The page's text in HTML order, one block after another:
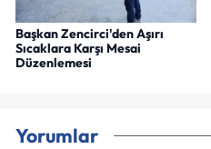
Başkan Zencirci'den Aşırı
Sıcaklara Karşı Mesai
Düzenlemesi
Yorumlar